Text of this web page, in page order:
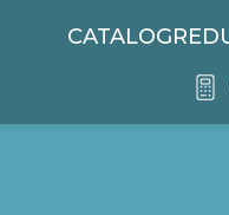
CATALOG